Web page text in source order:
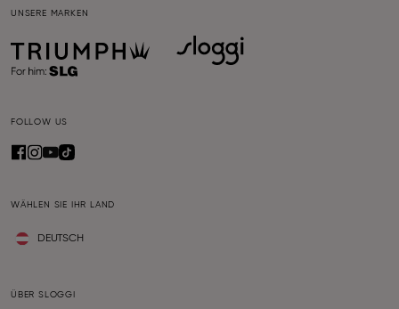
UNSERE MARKEN
FOLLOW US
WÄHLEN SIE IHR LAND
DEUTSCH
ÜBER SLOGGI